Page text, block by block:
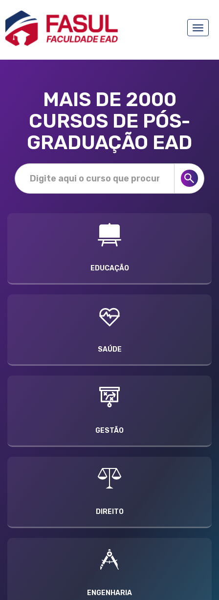
Toggle
MAIS DE 2000
CURSOS DE PÓS-
GRADUAÇÃO EAD
EDUCAÇÃO
SAÚDE
GESTÃO
DIREITO
ENGENHARIA